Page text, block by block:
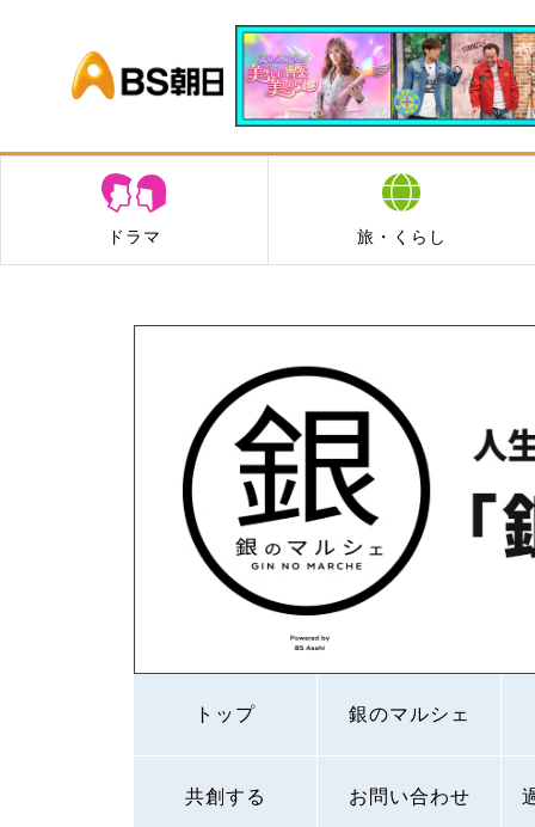
BS朝日
ドラマ 旅・くらし
トップ 銀のマルシェ
共創する お問い合わせ